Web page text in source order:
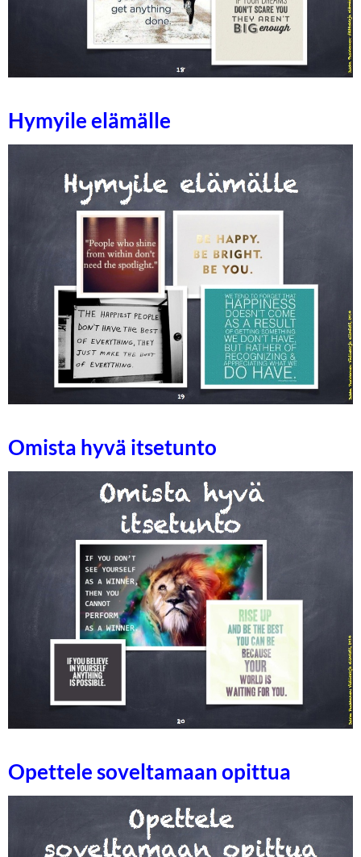
Hymyile elämälle
Omista hyvä itsetunto
Opettele soveltamaan opittua